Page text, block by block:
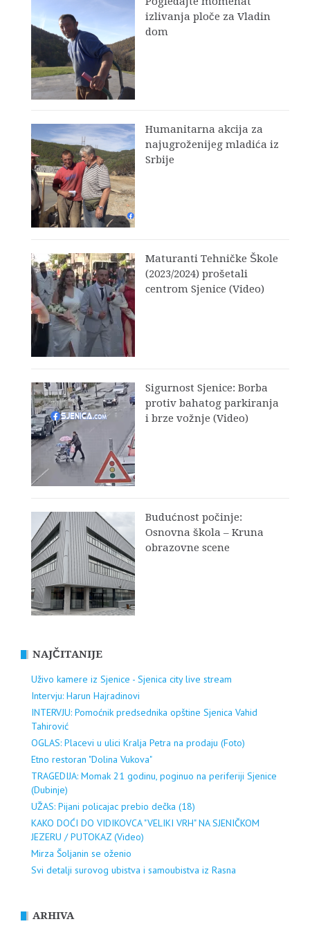
izlivanja ploče za Vladin
dom
Humanitarna akcija za
najugroženijeg mladića iz
Srbije
Maturanti Tehničke Škole
(2023/2024) prošetali
centrom Sjenice (Video)
Sigurnost Sjenice: Borba
protiv bahatog parkiranja
i brze vožnje (Video)
Budućnost počinje:
Osnovna škola – Kruna
obrazovne scene
NAJČITANIJE
Uživo kamere iz Sjenice - Sjenica city live stream
Intervju: Harun Hajradinovi
INTERVJU: Pomoćnik predsednika opštine Sjenica Vahid
Tahirović
OGLAS: Placevi u ulici Kralja Petra na prodaju (Foto)
Etno restoran "Dolina Vukova"
TRAGEDIJA: Momak 21 godinu, poginuo na periferiji Sjenice
(Dubinje)
UŽAS: Pijani policajac prebio dečka (18)
KAKO DOĆI DO VIDIKOVCA "VELIKI VRH" NA SJENIČKOM
JEZERU / PUTOKAZ (Video)
Mirza Šoljanin se oženio
Svi detalji surovog ubistva i samoubistva iz Rasna
ARHIVA